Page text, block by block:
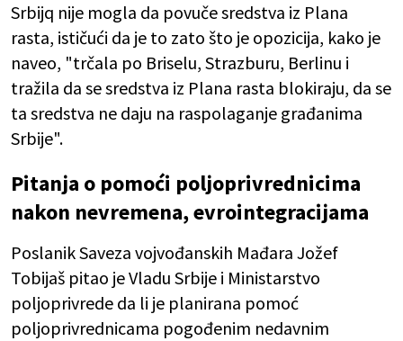
Srbijq nije mogla da povuče sredstva iz Plana
rasta, ističući da je to zato što je opozicija, kako je
naveo, "trčala po Briselu, Strazburu, Berlinu i
tražila da se sredstva iz Plana rasta blokiraju, da se
ta sredstva ne daju na raspolaganje građanima
Srbije".
Pitanja o pomoći poljoprivrednicima
nakon nevremena, evrointegracijama
Poslanik Saveza vojvođanskih Mađara Jožef
Tobijaš pitao je Vladu Srbije i Ministarstvo
poljoprivrede da li je planirana pomoć
poljoprivrednicama pogođenim nedavnim